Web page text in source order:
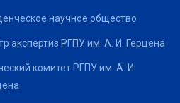
научное общество
экспертиз РГПУ им. А. И. Герцена
комитет РГПУ им. А. И.